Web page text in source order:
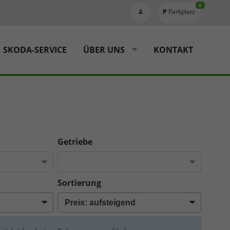
Parkplatz
0
SKODA-SERVICE ÜBER UNS KONTAKT
Getriebe
Sortierung